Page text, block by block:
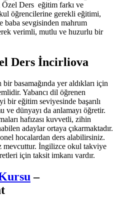
Özel Ders eğitim farkı ve
öğrencilerine gerekli eğitimi,
baba sevgisinden mahrum
verimli, mutlu ve huzurlu bir
Ders İncirliova
basamağında yer aldıkları için
Yabancı dil öğrenen
bir eğitim seviyesinde başarılı
dünyayı da anlamayı öğretir.
hafızası kuvvetli, zihin
adaylar ortaya çıkarmaktadır.
hocalardan ders alabilirsiniz.
mevcuttur. İngilizce okul takviye
için taksit imkanı vardır.
–